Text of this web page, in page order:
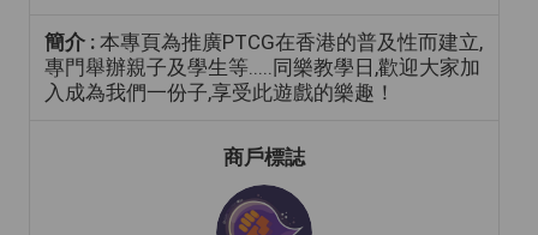
簡介 : 本專頁為推廣PTCG在香港的普及性而建立,
專門舉辦親子及學生等.....同樂教學日,歡迎大家加
入成為我們一份子,享受此遊戲的樂趣！
商戶標誌